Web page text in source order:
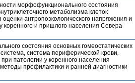
морфофункционального состояния
метаболизма клеток
антропоэкологического напряжения и
коренного и пришлого населения Севера
состояния основных гомеостатических
система периферической крови,
патологии у коренного населения
профилактики и ранней диагностики